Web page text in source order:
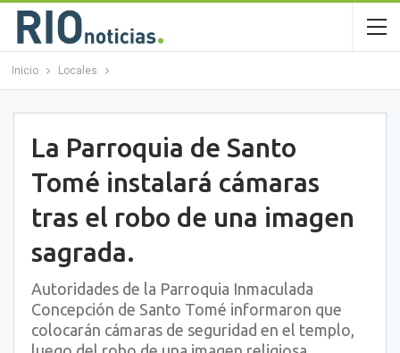
Inicio Locales
La Parroquia de Santo
Tomé instalará cámaras
tras el robo de una imagen
sagrada.
Autoridades de la Parroquia Inmaculada
Concepción de Santo Tomé informaron que
colocarán cámaras de seguridad en el templo,